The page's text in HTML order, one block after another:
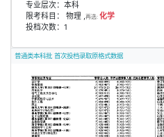
专业层次：本科
限考科目： 物理 ,再选: 化学
投档次数：1
普通类本科批 首次投档录取原格式数据